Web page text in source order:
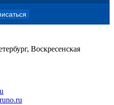
Воскресенская